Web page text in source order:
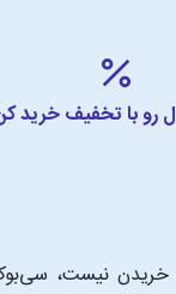
رو با تخفیف خرید
خریدن نیست،